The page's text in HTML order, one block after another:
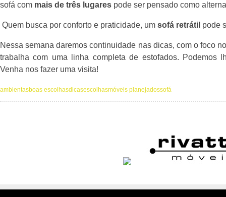
sofá com mais de três lugares pode ser pensado como
Quem busca por conforto e praticidade, um sofá retrátil pode
Nessa semana daremos continuidade nas dicas, com o foco
trabalha com uma linha completa de estofados. Podemos
Venha nos fazer uma visita!
ambientasboas escolhasdicasescolhasmóveis planejadossofá